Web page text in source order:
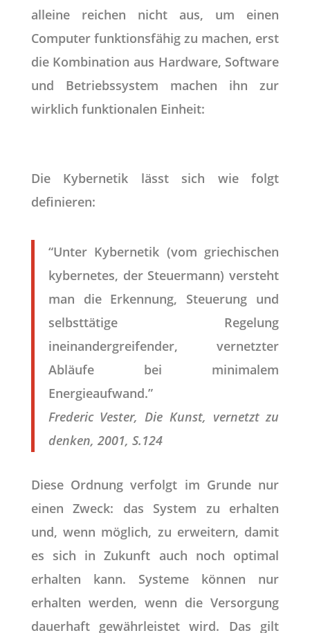
alleine reichen nicht aus, um einen
Computer funktionsfähig zu machen, erst
die Kombination aus Hardware, Software
und Betriebssystem machen ihn zur
wirklich funktionalen Einheit:
Die Kybernetik lässt sich wie folgt
definieren:
“Unter Kybernetik (vom griechischen
kybernetes, der Steuermann) versteht
man die Erkennung, Steuerung und
selbsttätige Regelung
ineinandergreifender, vernetzter
Abläufe bei minimalem
Energieaufwand.”
Frederic Vester, Die Kunst, vernetzt zu
denken, 2001, S.124
Diese Ordnung verfolgt im Grunde nur
einen Zweck: das System zu erhalten
und, wenn möglich, zu erweitern, damit
es sich in Zukunft auch noch optimal
erhalten kann. Systeme können nur
erhalten werden, wenn die Versorgung
dauerhaft gewährleistet wird. Das gilt